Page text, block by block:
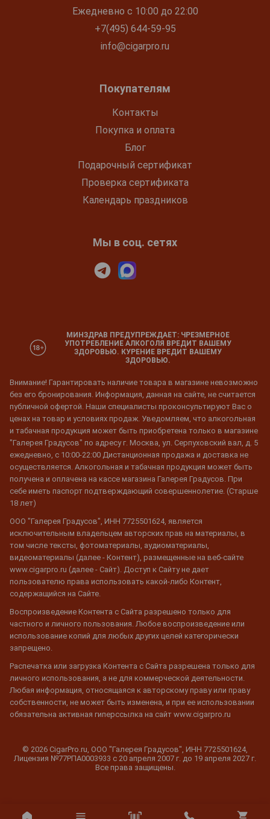
Ежедневно с 10:00 до 22:00
+7(495) 644-59-95
info@cigarpro.ru
Покупателям
Контакты
Покупка и оплата
Блог
Подарочный сертификат
Проверка сертификата
Календарь праздников
Мы в соц. сетях
МИНЗДРАВ ПРЕДУПРЕЖДАЕТ: ЧРЕЗМЕРНОЕ
УПОТРЕБЛЕНИЕ АЛКОГОЛЯ ВРЕДИТ ВАШЕМУ
ЗДОРОВЬЮ. КУРЕНИЕ ВРЕДИТ ВАШЕМУ
ЗДОРОВЬЮ.
Внимание! Гарантировать наличие товара в магазине невозможно
без его бронирования. Информация, данная на сайте, не считается
публичной офертой. Наши специалисты проконсультируют Вас о
ценах на товар и условиях продаж. Уведомляем, что алкогольная
и табачная продукция может быть приобретена только в магазине
"Галерея Градусов" по адресу г. Москва, ул. Серпуховский вал, д. 5
ежедневно, с 10:00-22:00 Дистанционная продажа и доставка не
осуществляется. Алкогольная и табачная продукция может быть
получена и оплачена на кассе магазина Галерея Градусов. При
себе иметь паспорт подтверждающий совершеннолетие. (Старше
18 лет)
ООО "Галерея Градусов", ИНН 7725501624, является
исключительным владельцем авторских прав на материалы, в
том числе тексты, фотоматериалы, аудиоматериалы,
видеоматериалы (далее - Контент), размещенные на веб-сайте
www.cigarpro.ru (далее - Сайт). Доступ к Сайту не дает
пользователю права использовать какой-либо Контент,
содержащийся на Сайте.
Воспроизведение Контента с Сайта разрешено только для
частного и личного пользования. Любое воспроизведение или
использование копий для любых других целей категорически
запрещено.
Распечатка или загрузка Контента с Сайта разрешена только для
личного использования, а не для коммерческой деятельности.
Любая информация, относящаяся к авторскому праву или праву
собственности, не может быть изменена, и при ее использовании
обязательна активная гиперссылка на сайт www.cigarpro.ru
© 2026 CigarPro.ru, ООО "Галерея Градусов", ИНН 7725501624,
Лицензия №77РПА0003933 c 20 апреля 2007 г. до 19 апреля 2027 г.
Все права защищены.